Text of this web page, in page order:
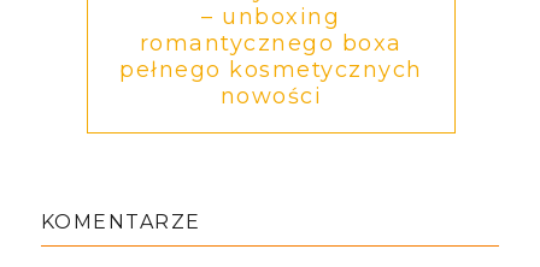
– unboxing
romantycznego boxa
pełnego kosmetycznych
nowości
KOMENTARZE